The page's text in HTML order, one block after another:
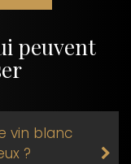
peuvent
vin blanc
?